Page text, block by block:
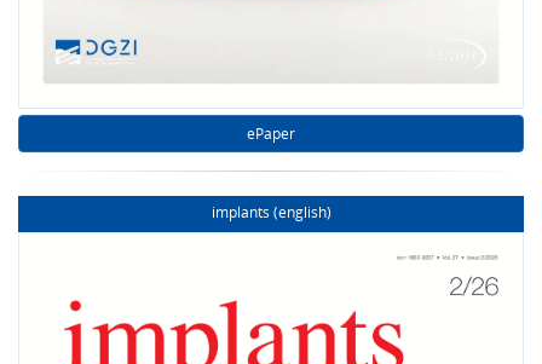
ePaper
implants (english)